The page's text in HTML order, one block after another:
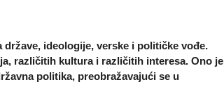
ideologije, verske i političke vođe.
različitih kultura i različitih interesa. Ono je
politika, preobražavajući se u